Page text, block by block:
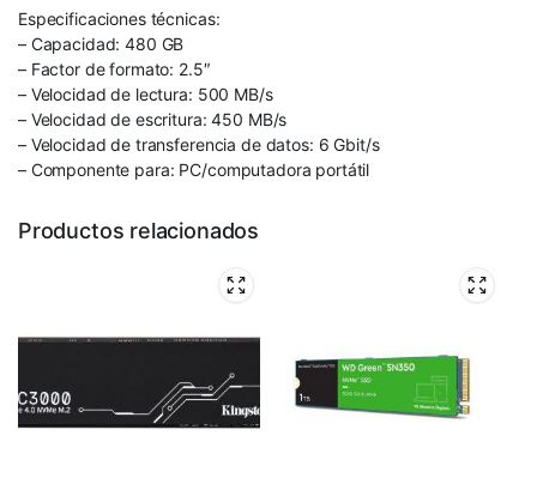
Especificaciones técnicas:
– Capacidad: 480 GB
– Factor de formato: 2.5″
– Velocidad de lectura: 500 MB/s
– Velocidad de escritura: 450 MB/s
– Velocidad de transferencia de datos: 6 Gbit/s
– Componente para: PC/computadora portátil
Productos relacionados